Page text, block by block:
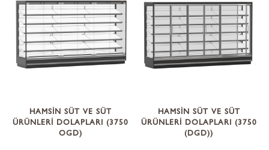
HAMSİN SÜT VE SÜT
ÜRÜNLERİ DOLAPLARI (3750
OGD)
HAMSİN SÜT VE SÜT
ÜRÜNLERİ DOLAPLARI (3750
(DGD))